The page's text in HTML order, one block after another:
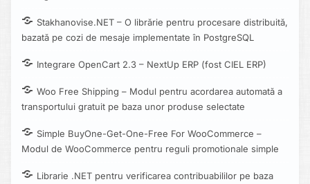
Stakhanovise.NET – O librărie pentru procesare distribuită,
bazată pe cozi de mesaje implementate în PostgreSQL
Integrare OpenCart 2.3 – NextUp ERP (fost CIEL ERP)
Woo Free Shipping – Modul pentru acordarea automată a
transportului gratuit pe baza unor produse selectate
Simple BuyOne-Get-One-Free For WooCommerce –
Modul de WooCommerce pentru reguli promotionale simple
Librarie .NET pentru verificarea contribuabililor pe baza